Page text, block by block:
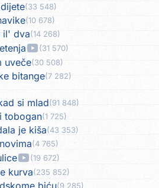
(33 548)
(10 678)
il' dva(14 268)
(31 570)
uveče(30 508)
bitange(7 282)
si mlad(91 848)
tobogan(1 725)
je kiša(43 353)
(4 765)
(19 672)
kurva(235 852)
biću(9 285)